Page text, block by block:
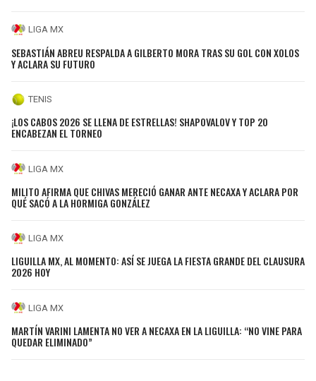
LIGA MX
SEBASTIÁN ABREU RESPALDA A GILBERTO MORA TRAS SU GOL CON XOLOS
Y ACLARA SU FUTURO
TENIS
¡LOS CABOS 2026 SE LLENA DE ESTRELLAS! SHAPOVALOV Y TOP 20
ENCABEZAN EL TORNEO
LIGA MX
MILITO AFIRMA QUE CHIVAS MERECIÓ GANAR ANTE NECAXA Y ACLARA POR
QUÉ SACÓ A LA HORMIGA GONZÁLEZ
LIGA MX
LIGUILLA MX, AL MOMENTO: ASÍ SE JUEGA LA FIESTA GRANDE DEL CLAUSURA
2026 HOY
LIGA MX
MARTÍN VARINI LAMENTA NO VER A NECAXA EN LA LIGUILLA: “NO VINE PARA
QUEDAR ELIMINADO”